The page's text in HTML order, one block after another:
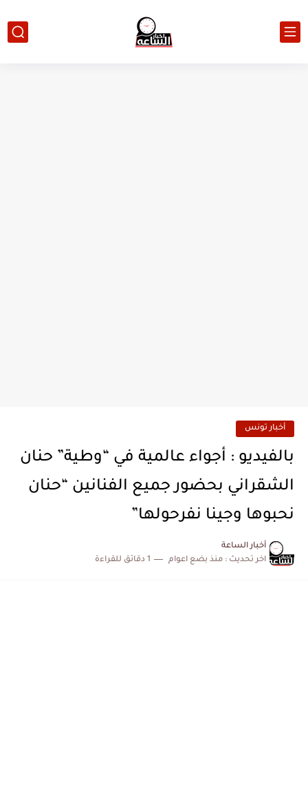
أخبار تونس
بالفيديو : أجواء عالمية في “وطية” حنان
الشقراني بحضور جميع الفنانين “حنان
نحبوها وجينا نفرحولها”
أخبار الساعة
اخر تحديث : منذ بضع اعوام 1 دقائق للقراءة